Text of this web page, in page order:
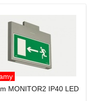
MONITOR2 IP40 LED